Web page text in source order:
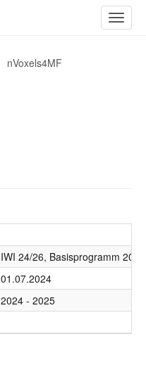
ein-/
nVoxels4MF
IWI 24/26, Basisprogramm
01.07.2024
2024 - 2025